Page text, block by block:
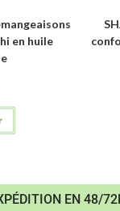
en huile
EN 48/